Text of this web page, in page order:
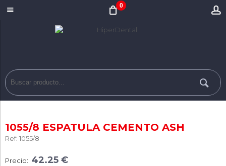
0
1055/8 ESPATULA CEMENTO ASH
Ref: 1055/8
Precio: 42.25 €